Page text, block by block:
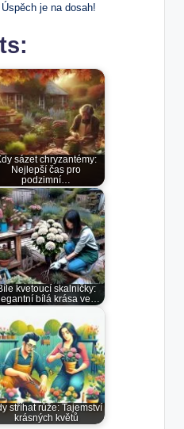
je na dosah!
sázet chryzantémy:
Nejlepší čas pro
podzimní…
kvetoucí skalničky:
bílá krása ve…
stříhat růže: Tajemství
krásných květů